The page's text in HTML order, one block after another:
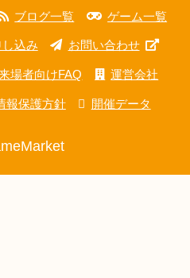
ブログ一覧 ゲーム一覧
込み お問い合わせ
場者向けFAQ 運営会社
報保護方針 開催データ